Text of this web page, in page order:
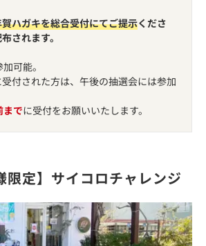
ハガキを総合受付にてご提示くださ
されます。
可能。
付された方は、午後の抽選会には参加
までに受付をお願いいたします。
限定】サイコロチャレンジ